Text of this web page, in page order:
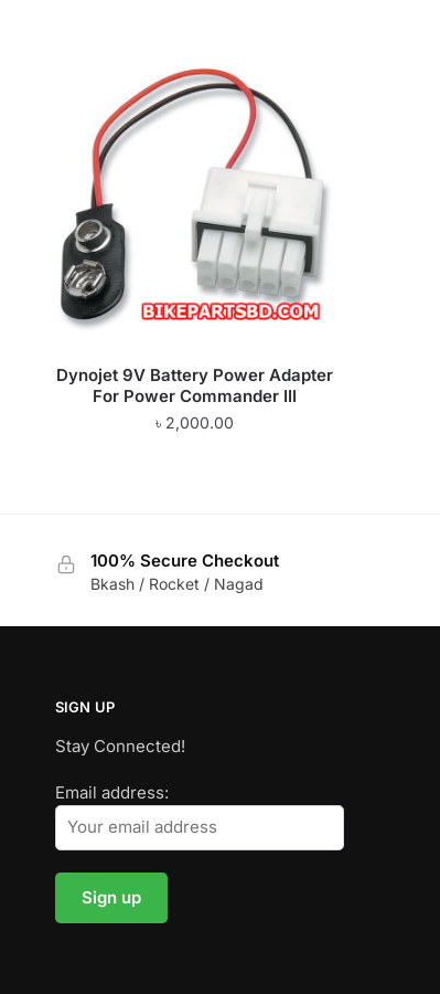
Dynojet 9V Battery Power Adapter
For Power Commander III
৳ 2,000.00
100% Secure Checkout
Bkash / Rocket / Nagad
SIGN UP
Stay Connected!
Email address: